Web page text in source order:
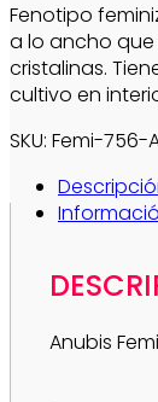
Fenotipo
a lo ancho que
cristalinas.
cultivo en
SKU: Femi-756-
Anubis